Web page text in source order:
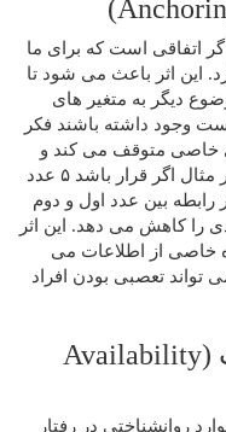
گر اتفاقی است که برای ما
این اثر باعث می شود تا
دیگر به متغیر های
وجود داشته باشند فکر
خاصی متوقف می کند و
اجازه فکر کردن را از ما می گیرد. به طور مثال اگر قرار باشد ۵ عدد
بین عدد اول و دوم
را کاهش می دهد. این اثر
خاصی از اطلاعات می
تواند تعصبی بودن افراد
سوگیری راه حل دم دست (Availability
روانشناختی در رفتار